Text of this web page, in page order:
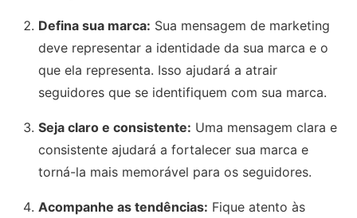
Defina sua marca: Sua mensagem de marketing
deve representar a identidade da sua marca e o
que ela representa. Isso ajudará a atrair
seguidores que se identifiquem com sua marca.
Seja claro e consistente: Uma mensagem clara e
consistente ajudará a fortalecer sua marca e
torná-la mais memorável para os seguidores.
Acompanhe as tendências: Fique atento às